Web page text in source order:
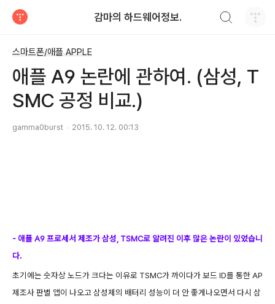
감마의 하드웨어정보.
스마트폰/애플 APPLE
애플 A9 논란에 관하여. (삼성, T
SMC 공정 비교.)
gamma0burst 2015. 10. 12. 00:13
- 애플 A9 프로세서 제조가 삼성, TSMC로 알려진 이후 많은 논란이 있었습니
다.
초기에는 숫자상 노드가 크다는 이유로 TSMC가 까이다가 보드 ID를 통한 AP
제조사 판별 앱이 나오고 삼성제의 배터리 성능이 더 안 좋게나오면서 다시 삼